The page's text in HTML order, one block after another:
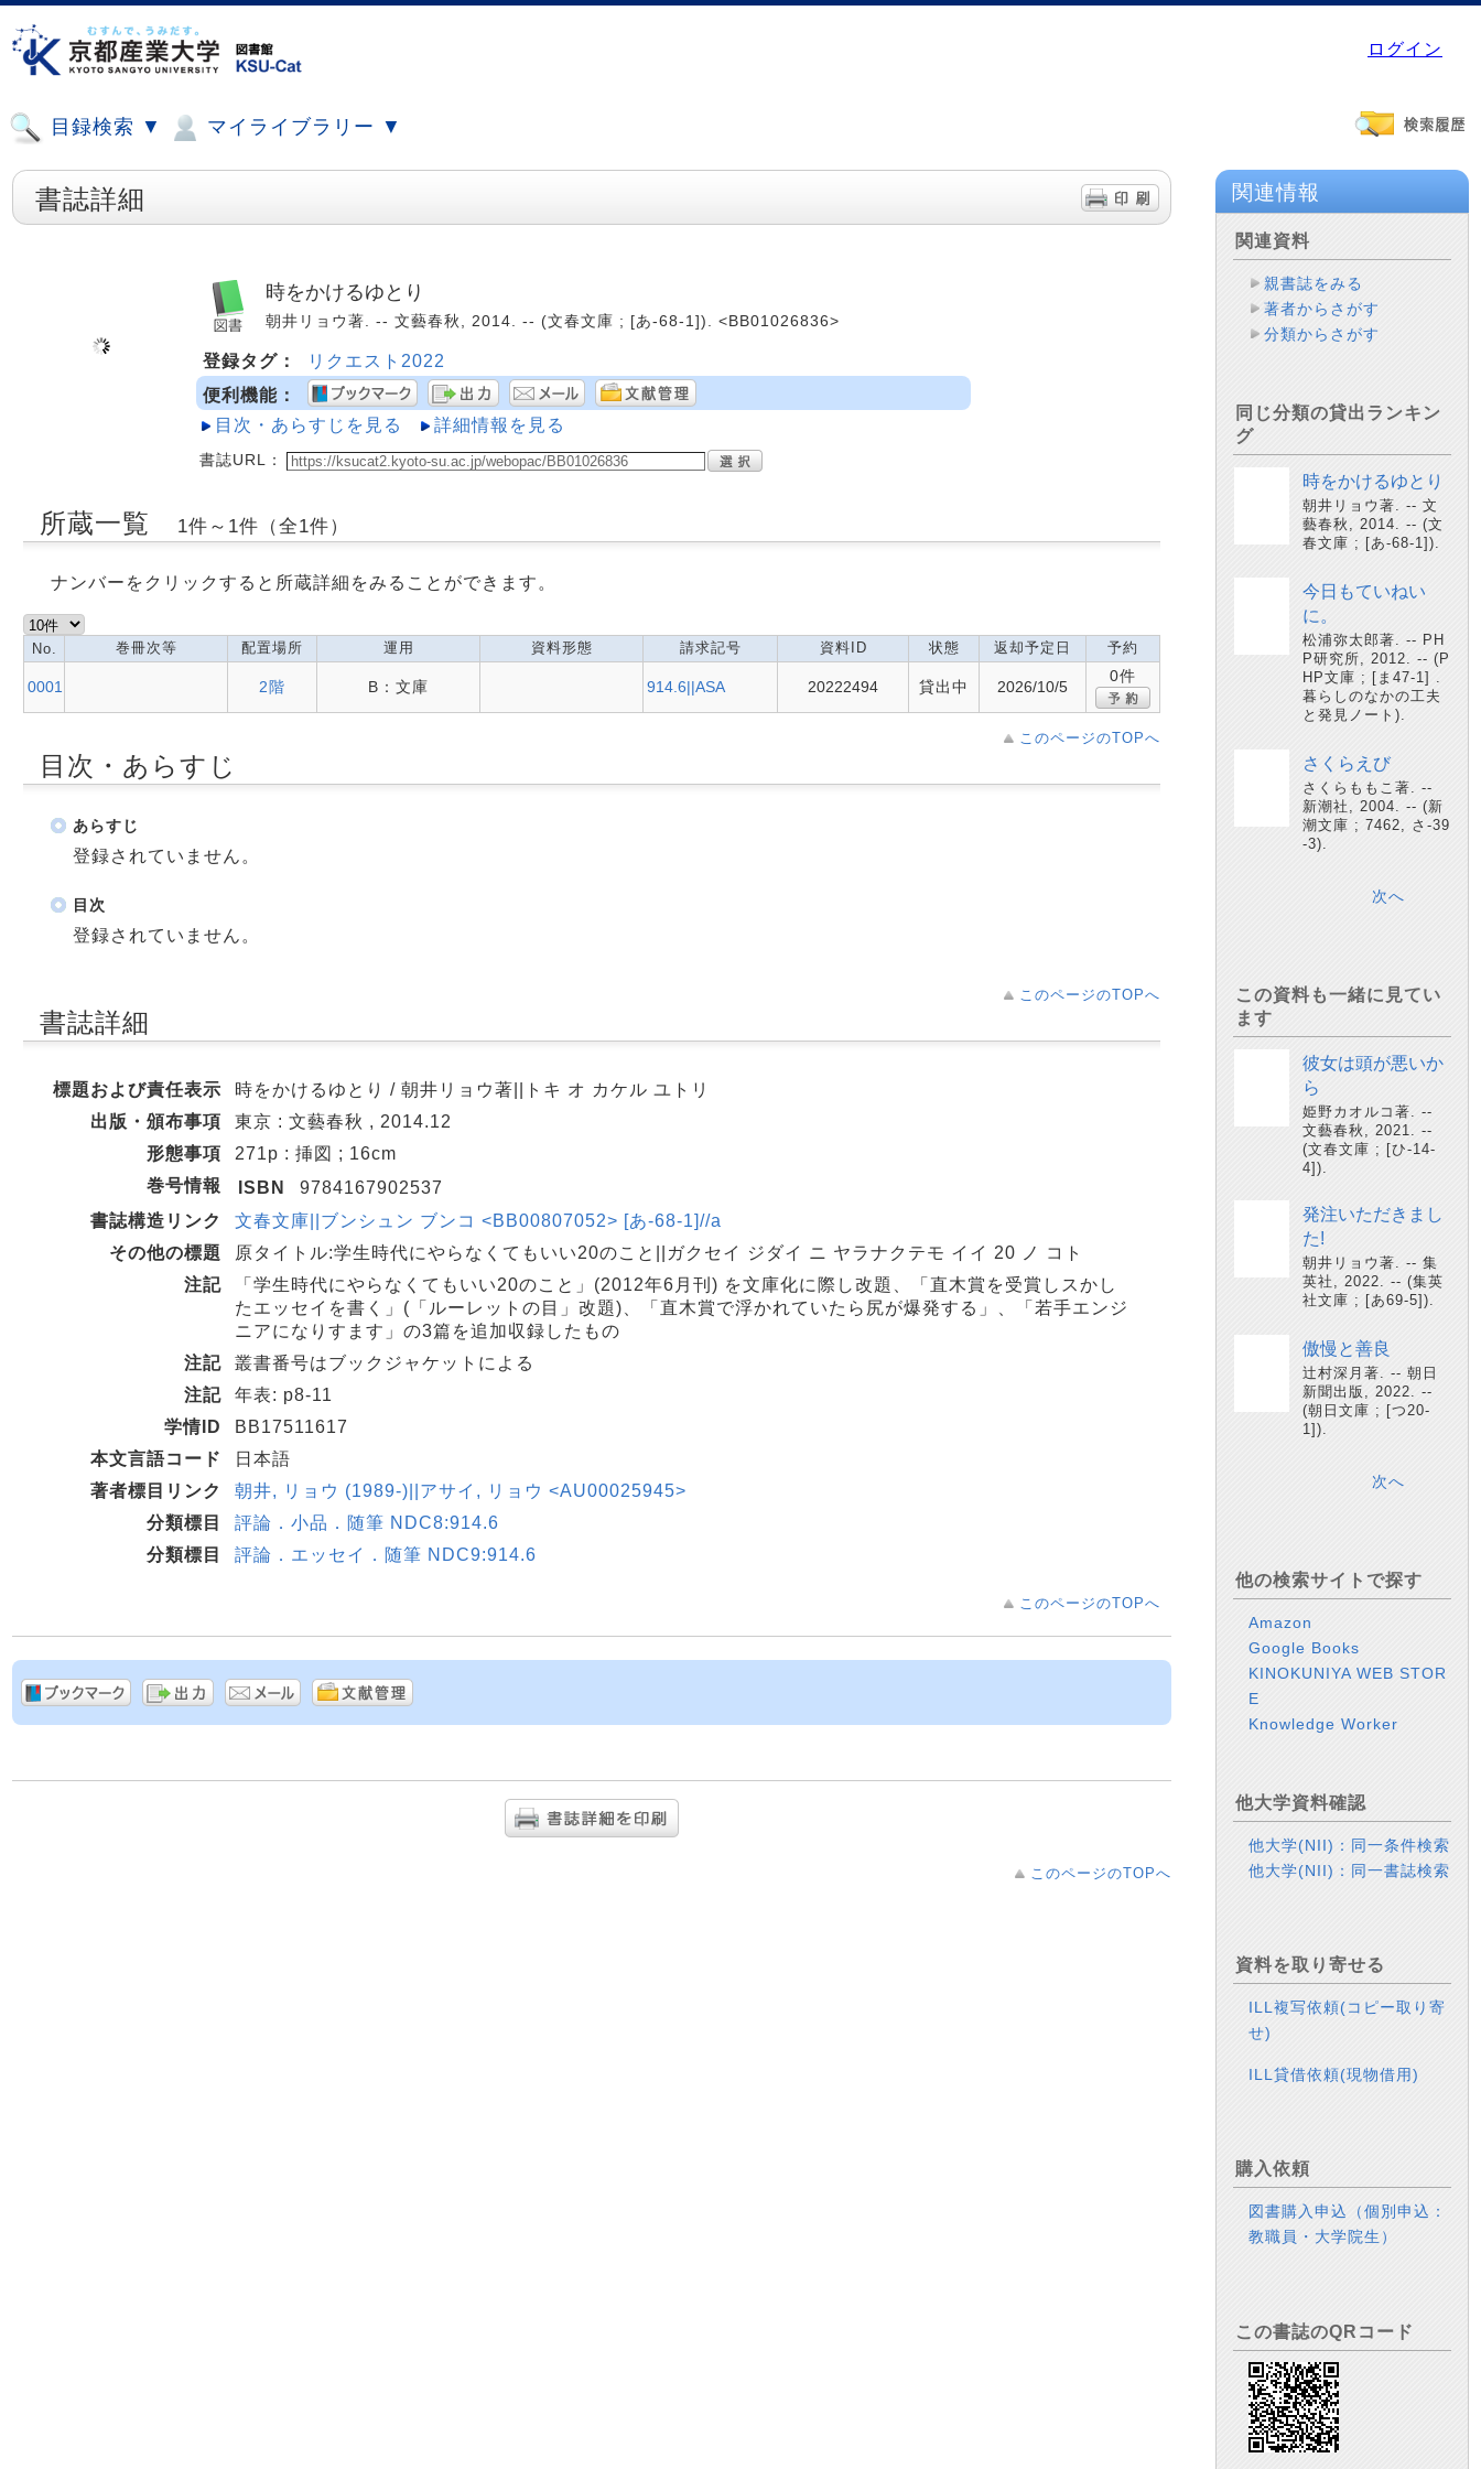
ログイン
目録検索 ▼ マイライブラリー ▼
書誌詳細
時をかけるゆとり
朝井リョウ著. -- 文藝春秋, 2014. -- (文春文庫 ; [あ-68-1]). <BB01026836>
登録タグ：
リクエスト2022
便利機能：
目次・あらすじを見る
詳細情報を見る
書誌URL：
所蔵一覧 1件～1件（全1件）
ナンバーをクリックすると所蔵詳細をみることができます。
No. 巻冊次等 配置場所 運用 資料形態 請求記号 資料ID 状態 返却予定日 予約
0001 2階 B：文庫 914.6||ASA 20222494 貸出中 2026/10/5
0件
このページのTOPへ
目次・あらすじ
あらすじ
登録されていません。
目次
登録されていません。
このページのTOPへ
書誌詳細
標題および責任表示
時をかけるゆとり / 朝井リョウ著||トキ オ カケル ユトリ
出版・頒布事項
東京 : 文藝春秋 , 2014.12
形態事項
271p : 挿図 ; 16cm
巻号情報
ISBN
9784167902537
書誌構造リンク
文春文庫||ブンシュン ブンコ <BB00807052> [あ-68-1]//a
その他の標題
原タイトル:学生時代にやらなくてもいい20のこと||ガクセイ ジダイ ニ ヤラナクテモ イイ 20 ノ コト
注記
「学生時代にやらなくてもいい20のこと」(2012年6月刊) を文庫化に際し改題、「直木賞を受賞しスかし
たエッセイを書く」(「ルーレットの目」改題)、「直木賞で浮かれていたら尻が爆発する」、「若手エンジ
ニアになりすます」の3篇を追加収録したもの
注記
叢書番号はブックジャケットによる
注記
年表: p8-11
学情ID
BB17511617
本文言語コード
日本語
著者標目リンク
朝井, リョウ (1989-)||アサイ, リョウ <AU00025945>
分類標目
評論．小品．随筆 NDC8:914.6
分類標目
評論．エッセイ．随筆 NDC9:914.6
このページのTOPへ
このページのTOPへ
関連情報
関連資料
親書誌をみる
著者からさがす
分類からさがす
同じ分類の貸出ランキン
グ
時をかけるゆとり
朝井リョウ著. -- 文
藝春秋, 2014. -- (文
春文庫 ; [あ-68-1]).
今日もていねい
に。
松浦弥太郎著. -- PH
P研究所, 2012. -- (P
HP文庫 ; [ま47-1] .
暮らしのなかの工夫
と発見ノート).
さくらえび
さくらももこ著. --
新潮社, 2004. -- (新
潮文庫 ; 7462, さ-39
-3).
次へ
この資料も一緒に見てい
ます
彼女は頭が悪いか
ら
姫野カオルコ著. --
文藝春秋, 2021. --
(文春文庫 ; [ひ-14-
4]).
発注いただきまし
た!
朝井リョウ著. -- 集
英社, 2022. -- (集英
社文庫 ; [あ69-5]).
傲慢と善良
辻村深月著. -- 朝日
新聞出版, 2022. --
(朝日文庫 ; [つ20-
1]).
次へ
他の検索サイトで探す
Amazon
Google Books
KINOKUNIYA WEB STOR
E
Knowledge Worker
他大学資料確認
他大学(NII)：同一条件検索
他大学(NII)：同一書誌検索
資料を取り寄せる
ILL複写依頼(コピー取り寄
せ)
ILL貸借依頼(現物借用)
購入依頼
図書購入申込（個別申込：
教職員・大学院生）
この書誌のQRコード